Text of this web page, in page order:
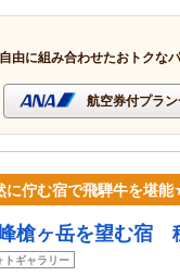
由に組み合わせたおトクな
航空券付プラ
に佇む宿で飛騨牛を堪
槍ヶ岳を望む宿
トギャラリー